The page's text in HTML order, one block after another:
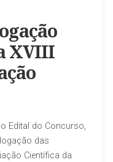
XVIII
Edital do Concurso,
das
Científica da